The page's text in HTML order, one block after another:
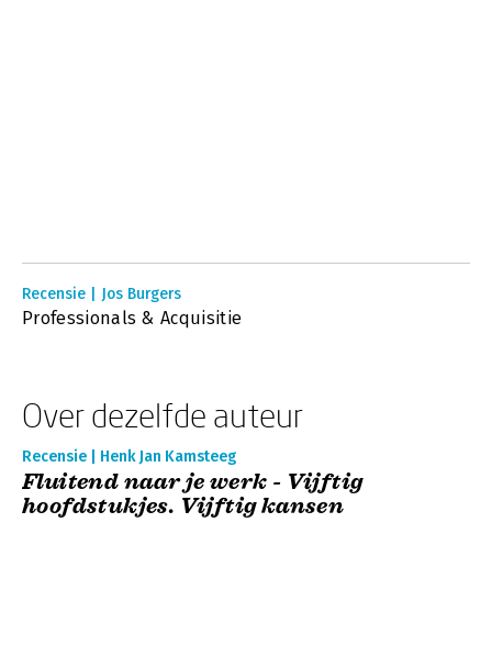
Recensie | Jos Burgers
Professionals & Acquisitie
Over dezelfde auteur
Recensie | Henk Jan Kamsteeg
Fluitend naar je werk - Vijftig
hoofdstukjes. Vijftig kansen